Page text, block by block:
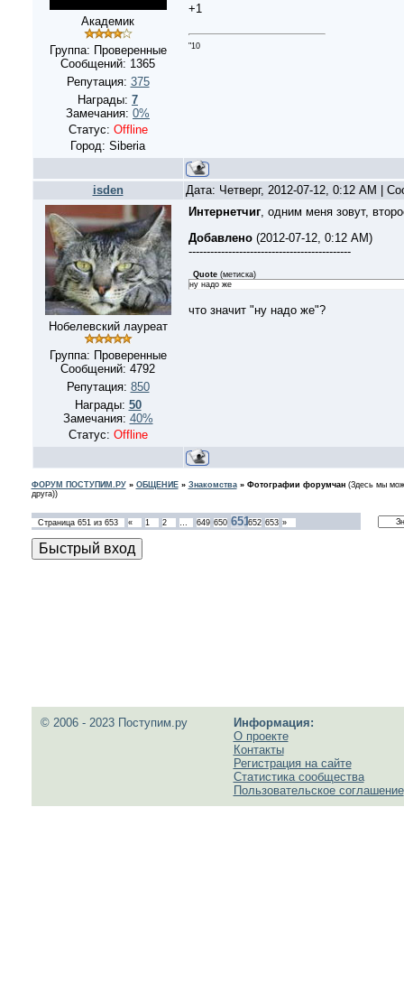
Академик
Группа: Проверенные
Сообщений: 1365
Репутация: 375
Награды: 7
Замечания: 0%
Статус: Offline
Город: Siberia
+1
"10
isden Дата: Четверг, 2012-07-12, 0:12 AM |
Нобелевский лауреат
Группа: Проверенные
Сообщений: 4792
Репутация: 850
Награды: 50
Замечания: 40%
Статус: Offline
Интернетчиг, одним меня зовут,
Добавлено(2012-07-12, 0:12 AM)
---------------------------------------------
Quote(метиска)
ну надо же
что значит "ну надо же"?
ФОРУМ ПОСТУПИМ.РУ» ОБЩЕНИЕ» Знакомства» Фотографии форумчан (Здесь мы
друга))
Страница 651из 653 « 1 2 … 649 650 651652 653 »
© 2006 - 2023 Поступим.ру
Информация:
О проекте
Контакты
Регистрация на сайте
Статистика сообщества
Пользовательское соглашение